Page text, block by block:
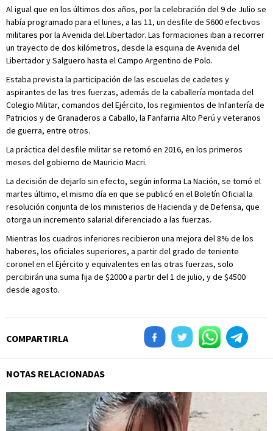
Al igual que en los últimos dos años, por la celebración del 9 de Julio se
había programado para el lunes, a las 11, un desfile de 5600 efectivos
militares por la Avenida del Libertador. Las formaciones iban a recorrer
un trayecto de dos kilómetros, desde la esquina de Avenida del
Libertador y Salguero hasta el Campo Argentino de Polo.
Estaba prevista la participación de las escuelas de cadetes y
aspirantes de las tres fuerzas, además de la caballería montada del
Colegio Militar, comandos del Ejército, los regimientos de Infantería de
Patricios y de Granaderos a Caballo, la Fanfarria Alto Perú y veteranos
de guerra, entre otros.
La práctica del desfile militar se retomó en 2016, en los primeros
meses del gobierno de Mauricio Macri.
La decisión de dejarlo sin efecto, según informa La Nación, se tomó el
martes último, el mismo día en que se publicó en el Boletín Oficial la
resolución conjunta de los ministerios de Hacienda y de Defensa, que
otorga un incremento salarial diferenciado a las fuerzas.
Mientras los cuadros inferiores recibieron una mejora del 8% de los
haberes, los oficiales superiores, a partir del grado de teniente
coronel en el Ejército y equivalentes en las otras fuerzas, solo
percibirán una suma fija de $2000 a partir del 1 de julio, y de $4500
desde agosto.
COMPARTIRLA
NOTAS RELACIONADAS